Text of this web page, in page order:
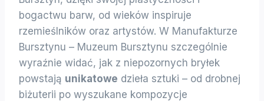
bogactwu barw, od wieków inspiruje
rzemieślników oraz artystów. W Manufakturze
Bursztynu – Muzeum Bursztynu szczególnie
wyraźnie widać, jak z niepozornych bryłek
powstają unikatowe dzieła sztuki – od drobnej
biżuterii po wyszukane kompozycje